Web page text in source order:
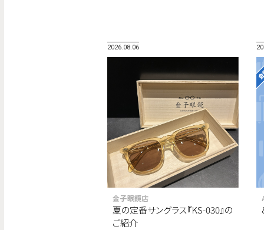
2026.08.06
金子眼鏡店
夏の定番サングラス『KS-030』の
ご紹介